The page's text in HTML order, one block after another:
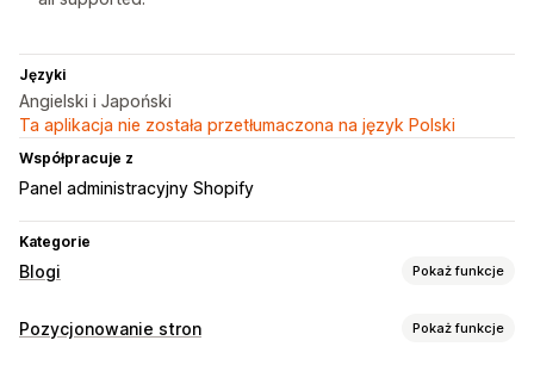
Języki
Angielski i Japoński
Ta aplikacja nie została przetłumaczona na język Polski
Współpracuje z
Panel administracyjny Shopify
Kategorie
Blogi Pokaż funkcje
Tworzenie treści
Pozycjonowanie stron Pokaż funkcje